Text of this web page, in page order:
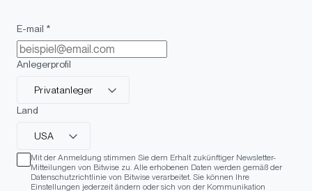
E-mail *
Anlegerprofil
Privatanleger
Land
USA
Mit der Anmeldung stimmen Sie dem Erhalt zukünftiger Newsletter-
Mitteilungen von Bitwise zu. Alle erhobenen Daten werden gemäß der
Datenschutzrichtlinie von Bitwise verarbeitet. Sie können Ihre
Einstellungen jederzeit ändern oder sich von der Kommunikation